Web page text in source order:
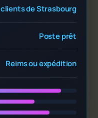
clients de Strasbourg
Poste prêt
Reims ou expédition